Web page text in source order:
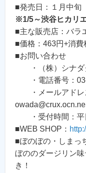
■発売日：１月中旬
※1/5～渋谷ヒカリ
■主な販売店：バラ
■価格：463円+消費
■お問い合わせ
・（株）シナダ
・電話番号：03-
・メールアドレ
・受付時間：平
■WEB SHOP：
■ぼのぼの・しまっ
ぼののダージリン
き！